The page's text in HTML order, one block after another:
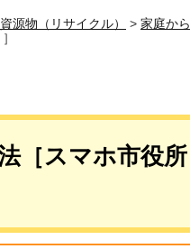
源物（リサイクル） > 家庭か
［スマホ市役